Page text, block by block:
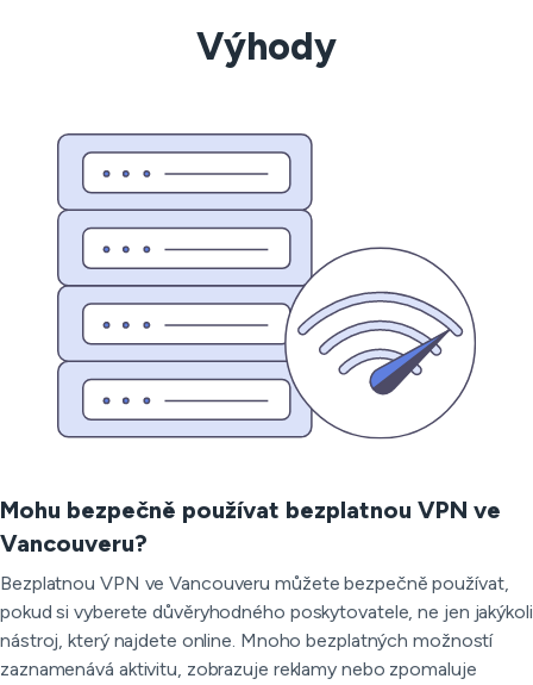
Výhody
Mohu bezpečně používat bezplatnou VPN ve
Vancouveru?
Bezplatnou VPN ve Vancouveru můžete bezpečně používat,
pokud si vyberete důvěryhodného poskytovatele, ne jen jakýkoli
nástroj, který najdete online. Mnoho bezplatných možností
zaznamenává aktivitu, zobrazuje reklamy nebo zpomaluje